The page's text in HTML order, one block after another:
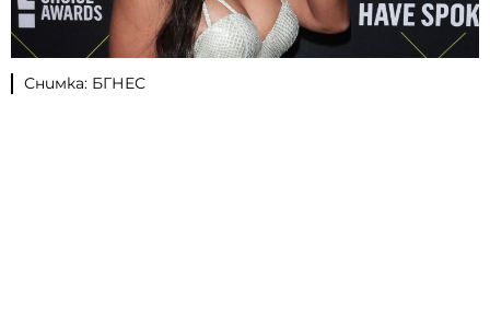
Снимка: БГНЕС